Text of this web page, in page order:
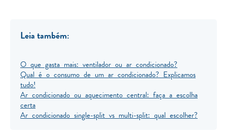
Leia também:
O que gasta mais: ventilador ou ar condicionado?
Qual é o consumo de um ar condicionado? Explicamos
tudo!
Ar condicionado ou aquecimento central: faça a escolha
certa
Ar condicionado single-split vs multi-split: qual escolher?